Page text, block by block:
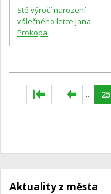
Sté výročí narození
válečného letce Jana
Prokopa
... 25
Aktuality z města